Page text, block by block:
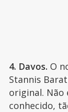
4. Davos. O
Stannis
original. Não
conhecido,